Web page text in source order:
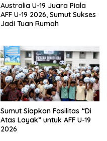
Australia U-19 Juara Piala
AFF U-19 2026, Sumut Sukses
Jadi Tuan Rumah
Sumut Siapkan Fasilitas “Di
Atas Layak” untuk AFF U-19
2026